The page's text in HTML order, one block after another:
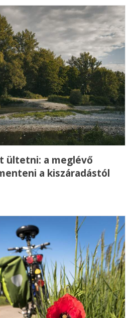
ültetni: a meglévő
a kiszáradástól